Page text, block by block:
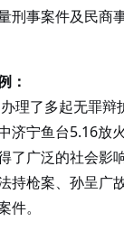
刑事案件及民商
：
理了多起无罪辩
济宁鱼台5.16放
了广泛的社会影
持枪案、孙呈广
。